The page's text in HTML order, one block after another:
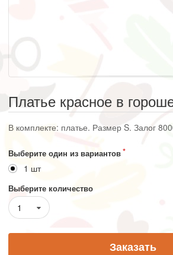
Платье красное в
В комплекте: платье. Размер S. Залог
Выберите один из вариантов
1 шт
Выберите количество
1
Заказать